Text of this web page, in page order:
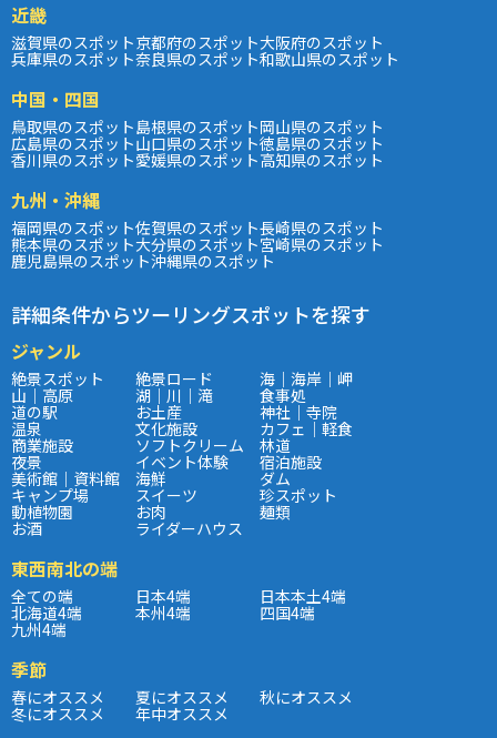
近畿
滋賀県のスポット京都府のスポット大阪府のスポット
兵庫県のスポット奈良県のスポット和歌山県のスポット
中国・四国
鳥取県のスポット島根県のスポット岡山県のスポット
広島県のスポット山口県のスポット徳島県のスポット
香川県のスポット愛媛県のスポット高知県のスポット
九州・沖縄
福岡県のスポット佐賀県のスポット長崎県のスポット
熊本県のスポット大分県のスポット宮崎県のスポット
鹿児島県のスポット沖縄県のスポット
詳細条件からツーリングスポットを探す
ジャンル
絶景スポット 絶景ロード 海｜海岸｜岬
山｜高原 湖｜川｜滝 食事処
道の駅 お土産 神社｜寺院
温泉 文化施設 カフェ｜軽食
商業施設 ソフトクリーム 林道
夜景 イベント体験 宿泊施設
美術館｜資料館 海鮮 ダム
キャンプ場 スイーツ 珍スポット
動植物園 お肉 麺類
お酒 ライダーハウス
東西南北の端
全ての端 日本4端 日本本土4端
北海道4端 本州4端 四国4端
九州4端
季節
春にオススメ 夏にオススメ 秋にオススメ
冬にオススメ 年中オススメ